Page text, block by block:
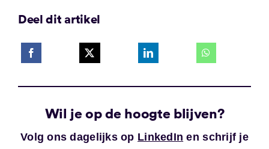
Deel dit artikel
Wil je op de hoogte blijven?
Volg ons dagelijks op LinkedIn en schrijf je